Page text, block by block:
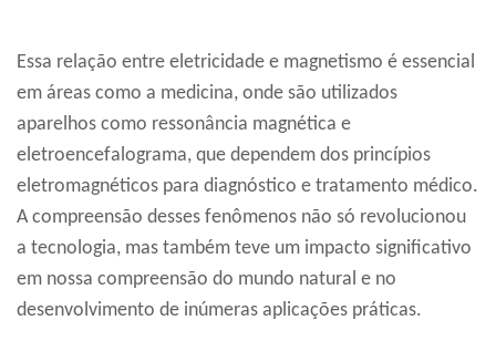
Essa relação entre eletricidade e magnetismo é essencial
em áreas como a medicina, onde são utilizados
aparelhos como ressonância magnética e
eletroencefalograma, que dependem dos princípios
eletromagnéticos para diagnóstico e tratamento médico.
A compreensão desses fenômenos não só revolucionou
a tecnologia, mas também teve um impacto significativo
em nossa compreensão do mundo natural e no
desenvolvimento de inúmeras aplicações práticas.